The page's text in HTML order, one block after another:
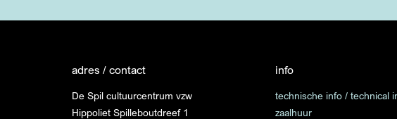
adres / contact
De Spil cultuurcentrum vzw
Hippoliet Spilleboutdreef 1
info
technische info / technical
zaalhuur